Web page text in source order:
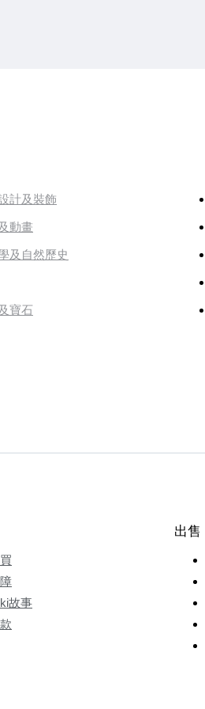
計及裝飾
動畫
及自然歷史
寶石
故事
出售